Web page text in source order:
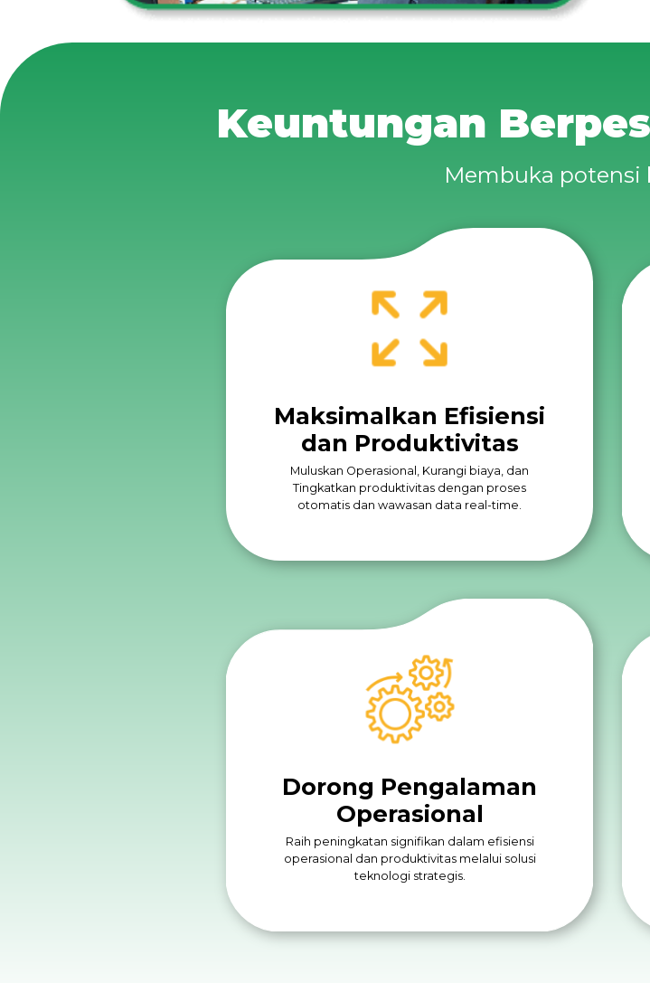
Keuntungan
Membuka potensi
Maksimalkan Efisiensi
dan Produktivitas
Muluskan Operasional, Kurangi biaya, dan
Tingkatkan produktivitas dengan proses
otomatis dan wawasan data real-time.
Dorong Pengalaman
Operasional
Raih peningkatan signifikan dalam efisiensi
operasional dan produktivitas melalui solusi
teknologi strategis.